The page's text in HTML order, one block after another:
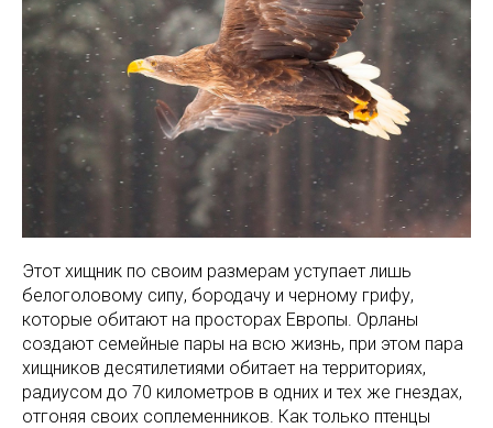
Этот хищник по своим размерам уступает лишь
белоголовому сипу, бородачу и черному грифу,
которые обитают на просторах Европы. Орланы
создают семейные пары на всю жизнь, при этом пара
хищников десятилетиями обитает на территориях,
радиусом до 70 километров в одних и тех же гнездах,
отгоняя своих соплеменников. Как только птенцы